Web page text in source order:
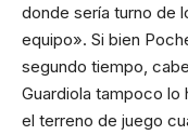
donde sería turno de
equipo». Si bien
segundo tiempo,
Guardiola tampoco lo
el terreno de juego